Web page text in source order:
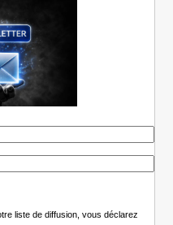
liste de diffusion, vous déclarez